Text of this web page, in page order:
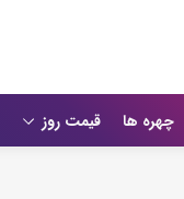
چهره ها قیمت روز